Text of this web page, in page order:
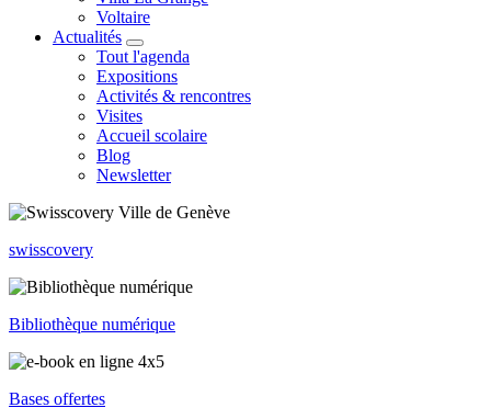
Voltaire
Actualités
Tout l'agenda
Expositions
Activités & rencontres
Visites
Accueil scolaire
Blog
Newsletter
swisscovery
Bibliothèque numérique
Bases offertes